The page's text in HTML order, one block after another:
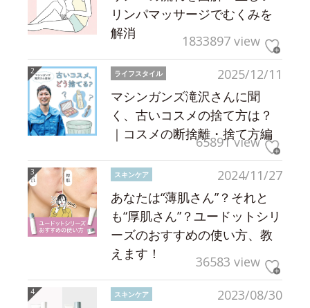
リンパマッサージでむくみを
解消
1833897 view
2025/12/11
ライフスタイル
マシンガンズ滝沢さんに聞
く、古いコスメの捨て方は？
｜コスメの断捨離・捨て方編
65891 view
2024/11/27
スキンケア
あなたは“薄肌さん”？それと
も“厚肌さん”？ユードットシリ
ーズのおすすめの使い方、教
えます！
36583 view
2023/08/30
スキンケア